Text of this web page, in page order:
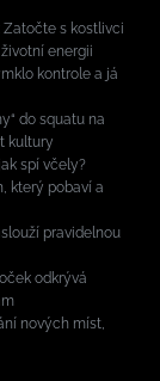
Zatočte s kostlivci
energii
kontrole a já
do squatu na
kultury
spí včely?
který pobaví a
pravidelnou
odkrývá
nových míst,